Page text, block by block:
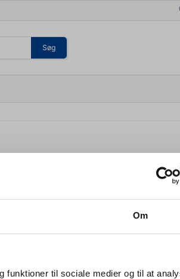
Om
funktioner til sociale medier og til at
Søg
behandles fortroligt.